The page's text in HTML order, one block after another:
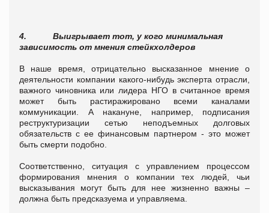
4. Выигрывает тот, у кого минимальная
зависимость от мнения стейкхолдеров
В наше время, отрицательно высказанное мнение о
деятельности компании какого-нибудь эксперта отрасли,
важного чиновника или лидера НГО в считанное время
может быть растиражировано всеми каналами
коммуникации. А накануне, например, подписания
реструктуризации сетью неподъемных долговых
обязательств с ее финансовым партнером - это может
быть смерти подобно.
Соответственно, ситуация с управлением процессом
формирования мнения о компании тех людей, чьи
высказывания могут быть для нее жизненно важны –
должна быть предсказуема и управляема.